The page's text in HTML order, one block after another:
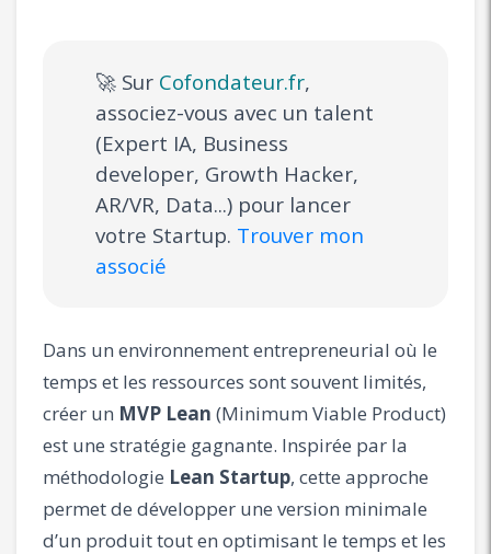
🚀 Sur Cofondateur.fr,
associez-vous avec un talent
(Expert IA, Business
developer, Growth Hacker,
AR/VR, Data...) pour lancer
votre Startup. Trouver mon
associé
Dans un environnement entrepreneurial où le
temps et les ressources sont souvent limités,
créer un MVP Lean (Minimum Viable Product)
est une stratégie gagnante. Inspirée par la
méthodologie Lean Startup, cette approche
permet de développer une version minimale
d’un produit tout en optimisant le temps et les